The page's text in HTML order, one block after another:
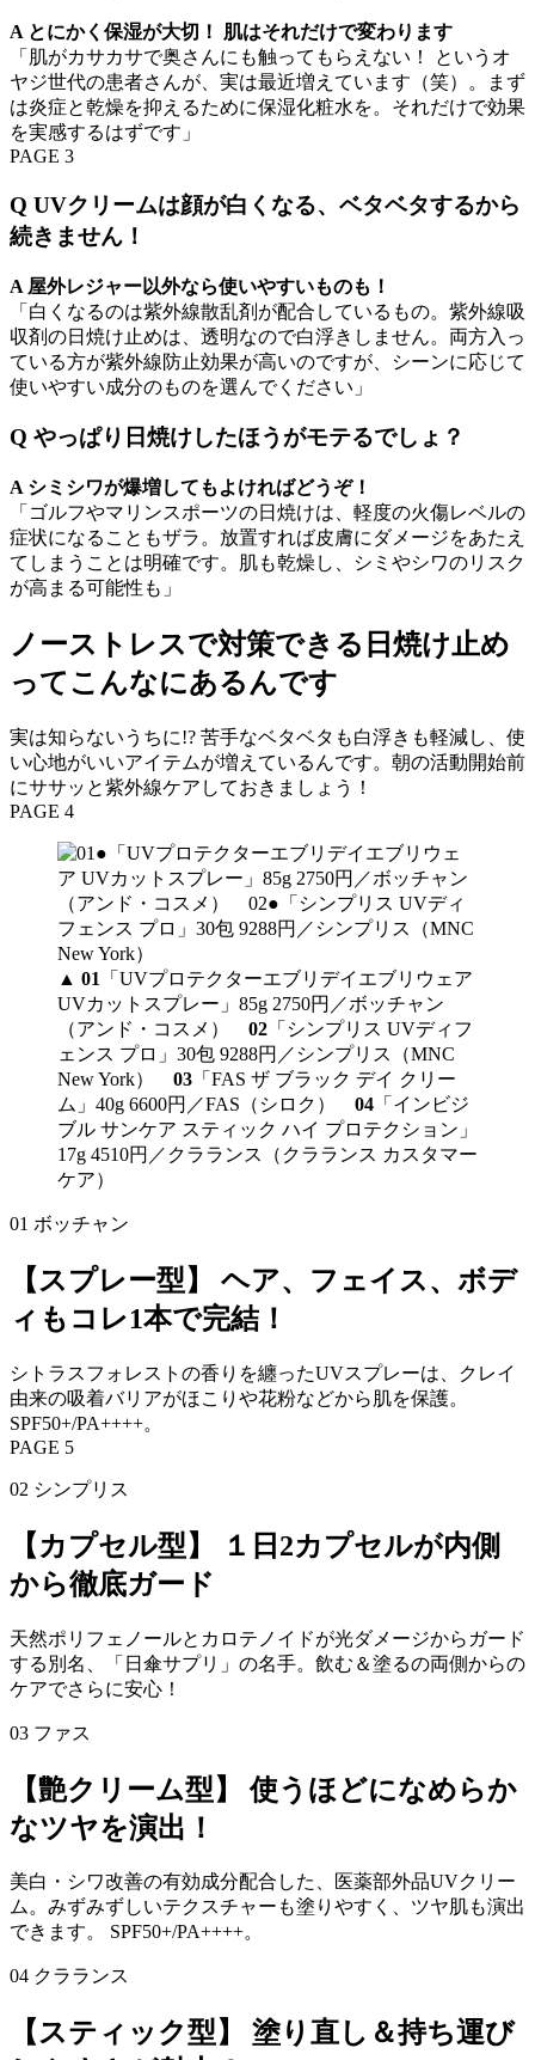
A とにかく保湿が大切！ 肌はそれだけで変わります
「肌がカサカサで奥さんにも触ってもらえない！ というオ
ヤジ世代の患者さんが、実は最近増えています（笑）。まず
は炎症と乾燥を抑えるために保湿化粧水を。それだけで効果
を実感するはずです」
PAGE 3
Q UVクリームは顔が白くなる、ベタベタするから
続きません！
A 屋外レジャー以外なら使いやすいものも！
「白くなるのは紫外線散乱剤が配合しているもの。紫外線吸
収剤の日焼け止めは、透明なので白浮きしません。両方入っ
ている方が紫外線防止効果が高いのですが、シーンに応じて
使いやすい成分のものを選んでください」
Q やっぱり日焼けしたほうがモテるでしょ？
A シミシワが爆増してもよければどうぞ！
「ゴルフやマリンスポーツの日焼けは、軽度の火傷レベルの
症状になることもザラ。放置すれば皮膚にダメージをあたえ
てしまうことは明確です。肌も乾燥し、シミやシワのリスク
が高まる可能性も」
ノーストレスで対策できる日焼け止め
ってこんなにあるんです
実は知らないうちに!? 苦手なベタベタも白浮きも軽減し、使
い心地がいいアイテムが増えているんです。朝の活動開始前
にササッと紫外線ケアしておきましょう！
PAGE 4
▲ 01
「UVプロテクターエブリデイエブリウェア
UVカットスプレー」85g 2750円／ボッチャン
（アンド・コスメ） 02 「シンプリス UVディフ
ェンス プロ」30包 9288円／シンプリス（MNC
New York） 03 「FAS ザ ブラック デイ クリー
ム」40g 6600円／FAS（シロク） 04 「インビジ
ブル サンケア スティック ハイ プロテクション」
17g 4510円／クラランス（クラランス カスタマー
ケア）
01 ボッチャン
【スプレー型】 ヘア、フェイス、ボデ
ィもコレ1本で完結！
シトラスフォレストの香りを纏ったUVスプレーは、クレイ
由来の吸着バリアがほこりや花粉などから肌を保護。
SPF50+/PA++++。
PAGE 5
02 シンプリス
【カプセル型】 １日2カプセルが内側
から徹底ガード
天然ポリフェノールとカロテノイドが光ダメージからガード
する別名、「日傘サプリ」の名手。飲む＆塗るの両側からの
ケアでさらに安心！
03 ファス
【艶クリーム型】 使うほどになめらか
なツヤを演出！
美白・シワ改善の有効成分配合した、医薬部外品UVクリー
ム。みずみずしいテクスチャーも塗りやすく、ツヤ肌も演出
できます。 SPF50+/PA++++。
04 クラランス
【スティック型】 塗り直し＆持ち運び